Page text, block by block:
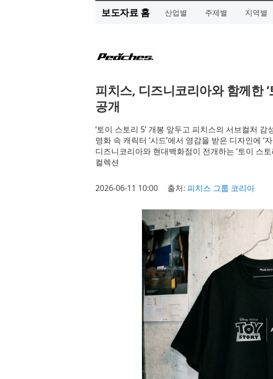
보도자료 홈 산업별 주제별 지역별
피치스, 디즈니코리아와 함께한
공개
‘토이 스토리 5’ 개봉 앞두고 피치스의 서브컬처
영화 속 캐릭터 ‘시드’에서 영감을 받은 디자인에 ‘
디즈니코리아와 현대백화점이 전개하는 ‘토이 스
컬렉션
2026-06-11 10:00 출처: 피치스 그룹 코리아